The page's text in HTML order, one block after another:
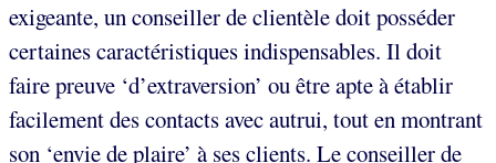
exigeante, un conseiller de clientèle doit posséder
certaines caractéristiques indispensables. Il doit
faire preuve ‘d’extraversion’ ou être apte à établir
facilement des contacts avec autrui, tout en montrant
son ‘envie de plaire’ à ses clients. Le conseiller de